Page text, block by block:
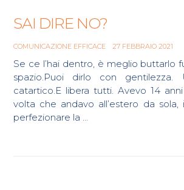
SAI DIRE NO?
COMUNICAZIONE EFFICACE 27 FEBBRAIO 2021
Se ce l’hai dentro, è meglio buttarlo
spazio.Puoi dirlo con
catartico.E libera tutti. Avevo 14
volta che andavo all’estero da sola,
perfezionare la …